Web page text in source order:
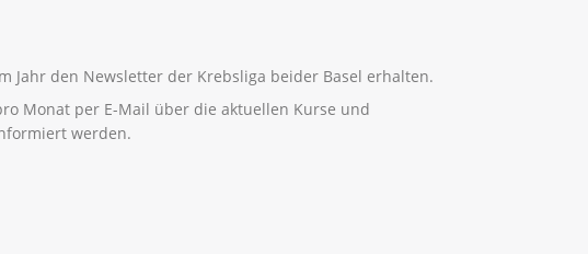
Jahr den Newsletter der Krebsliga beider Basel erhalten.
Monat per E-Mail über die aktuellen Kurse und
werden.